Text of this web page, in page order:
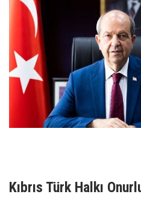
Kıbrıs Türk Halkı